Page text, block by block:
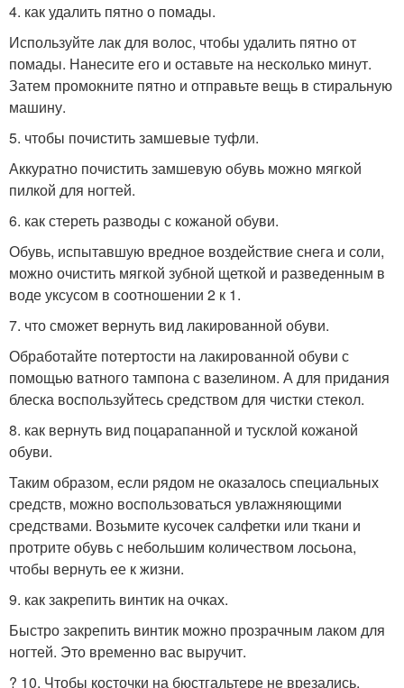
4. как удалить пятно о помады.
Используйте лак для волос, чтобы удалить пятно от
помады. Нанесите его и оставьте на несколько минут.
Затем промокните пятно и отправьте вещь в стиральную
машину.
5. чтобы почистить замшевые туфли.
Аккуратно почистить замшевую обувь можно мягкой
пилкой для ногтей.
6. как стереть разводы с кожаной обуви.
Обувь, испытавшую вредное воздействие снега и соли,
можно очистить мягкой зубной щеткой и разведенным в
воде уксусом в соотношении 2 к 1.
7. что сможет вернуть вид лакированной обуви.
Обработайте потертости на лакированной обуви с
помощью ватного тампона с вазелином. А для придания
блеска воспользуйтесь средством для чистки стекол.
8. как вернуть вид поцарапанной и тусклой кожаной
обуви.
Таким образом, если рядом не оказалось специальных
средств, можно воспользоваться увлажняющими
средствами. Возьмите кусочек салфетки или ткани и
протрите обувь с небольшим количеством лосьона,
чтобы вернуть ее к жизни.
9. как закрепить винтик на очках.
Быстро закрепить винтик можно прозрачным лаком для
ногтей. Это временно вас выручит.
? 10. Чтобы косточки на бюстгальтере не врезались.